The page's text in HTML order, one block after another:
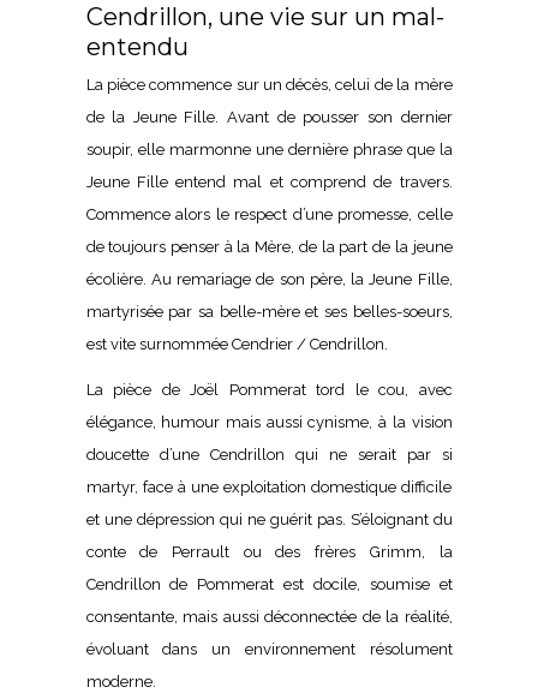
Cendrillon, une vie sur un mal-
entendu
La pièce commence sur un décès, celui de la mère
de la Jeune Fille. Avant de pousser son dernier
soupir, elle marmonne une dernière phrase que la
Jeune Fille entend mal et comprend de travers.
Commence alors le respect d’une promesse, celle
de toujours penser à la Mère, de la part de la jeune
écolière. Au remariage de son père, la Jeune Fille,
martyrisée par sa belle-mère et ses belles-soeurs,
est vite surnommée Cendrier / Cendrillon.
La pièce de Joël Pommerat tord le cou, avec
élégance, humour mais aussi cynisme, à la vision
doucette d’une Cendrillon qui ne serait par si
martyr, face à une exploitation domestique difficile
et une dépression qui ne guérit pas. S’éloignant du
conte de Perrault ou des frères Grimm, la
Cendrillon de Pommerat est docile, soumise et
consentante, mais aussi déconnectée de la réalité,
évoluant dans un environnement résolument
moderne.